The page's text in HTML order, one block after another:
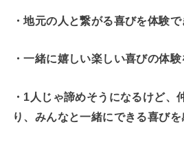
・地元の人と繋がる喜びを体験で
・一緒に嬉しい楽しい喜びの体験
・1人じゃ諦めそうになるけど、
り、みんなと一緒にできる喜び